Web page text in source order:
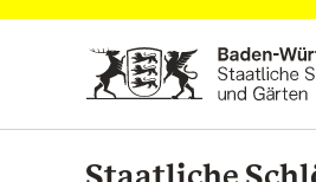
Zum Hauptinhalt springen